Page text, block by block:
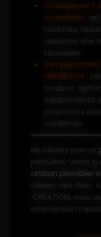
tuyauterie
:
bouchés,
assurons une
sécurisée.
Remplacement d'éléments sanitaires
défaillants
:
lavabos,
équipements
proposons
modernes.
Ne laissez pas un
perturber votre
artisan plombier
Gildas-des-Bois.
'CRÉATION, vous
intervention